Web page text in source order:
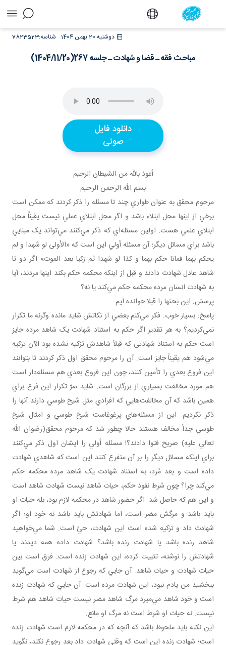
مباحث فقه ـ قضا و شهادت ـ جلسه
دوشنبه 20 بهمن 1404 7823523شناسه:
مباحث فقه ـ قضا و شهادت ـ جلسه 267(1404/11/20)
دانلود فایل
صوتی
أعوذ بالله من الشيطان الرجيم
بسم الله الرحمن الرحيم
مرحوم محقق به عنوان طواري چند تا مسئله را ذکر کردند که ممکن است
برخي از اينها محل ابتلاء باشد و اگر محل ابتلاي عملي نيست يقيناً محل
ابتلاي علمي هست. اولين مسئله‌اي که ذکر مي‌کنند مي‌تواند يک مبنايي
باشد براي مسائل ديگر؛ آن مسئله أولي اين است که «الأولى لو شهدا و لم
يحكم بهما فماتا حكم بهما و كذا لو شهدا ثم زكيا بعد الموت» اگر دو تا
شاهد عادل شهادت دادند و قبل از اينکه محکمه حکم بکند اينها مردند، آيا
به شهادت انسان مرده محکمه حکم مي‌کند يا نه؟
پرسش: اين بحث­ها را قبلا خوانده ايم
پاسخ: بسيار خوب. فکر مي‌کنم بعضي از نکاتش شايد مانده وگرنه ما تکرار
نمي‌کرديم؟ به هر تقدير اگر حکم به استناد شهادت يک شاهد مرده جايز
است حکم به استناد شهادتی که قبلاً شاهدش تزکيه نشده بود الآن تزکيه
مي‌شود هم يقيناً جايز است. آن را مرحوم محقق اول ذکر کردند تا بتوانند
اين فروع بعدي را تأمين کنند، چون اين فروع بعدي هم مسئله‌دار است
هم مورد مخالفت بسياري از بزرگان است. شايد سرّ تکرار اين فرع براي
همين باشد که آن مخالفت‌هايي که افرادي مثل شيخ طوسي دارند آنها را
ذکر نکرديم. اين از مسئله‌هاي پرغوغاست شيخ طوسي و امثال شيخ
طوسي جداً مخالف هستند حالا چطور شد که مرحوم محقق(رضوان الله
تعالي عليه) صريح فتوا دادند؟! مسئله أولي را ايشان اول ذکر مي‌کنند
براي اينکه مسائل ديگر را بر آن متفرع کنند اين است که شاهدي شهادت
داده است و بعد مُرد، به استناد شهادت يک شاهد مرده محکمه حکم
مي‌کند چرا؟ چون شرط نفوذ حکم، حيات شاهد نيست شهادت شاهد است
و اين هم که حاصل شد. اگر حضور شاهد در محکمه لازم بود، بله حيات او
بايد باشد و مرگش مضر است، اما شهادتش بايد باشد نه خود او؛ اگر
شهادت داد و تزکيه شده است اين شهادت، حيّ است. شما مي‌خواهيد
شاهد زنده باشد يا شهادت زنده باشد؟ شهادت داده همه ديدند يا
شهادتش را نوشته، تثبيت کرده، اين شهادت زنده است. فرق است بين
حيات شهادت و حيات شاهد. آن جايي که رجوع از شهادت است مي‌گويد
ببخشيد من يادم نبود، اين شهادت مرده است. آن جايي که شهادت زنده
است و خود شاهد مي‌ميرد مرگ شاهد مضر نيست حيات شاهد هم شرط
نيست. نه حيات او شرط است نه مرگ او مانع.
اين نکته بايد ملحوظ باشد که آنچه که در محکمه لازم است شهادت زنده
است؛ شهادت زنده اين است که وقتي شهادت داد بعد رجوع نکند، نگويد